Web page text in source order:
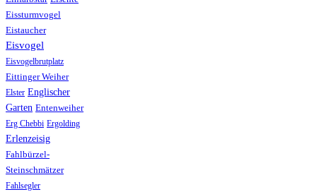
Eissturmvogel
Eistaucher
Eisvogel
Eisvogelbrutplatz
Eittinger Weiher
Elster Englischer
Garten Entenweiher
Erg Chebbi Ergolding
Erlenzeisig
Fahlbürzel-
Steinschmätzer
Fahlsegler